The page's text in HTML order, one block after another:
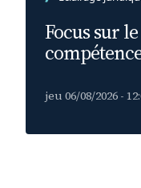
Focus sur
jeu 06/08/2026 -